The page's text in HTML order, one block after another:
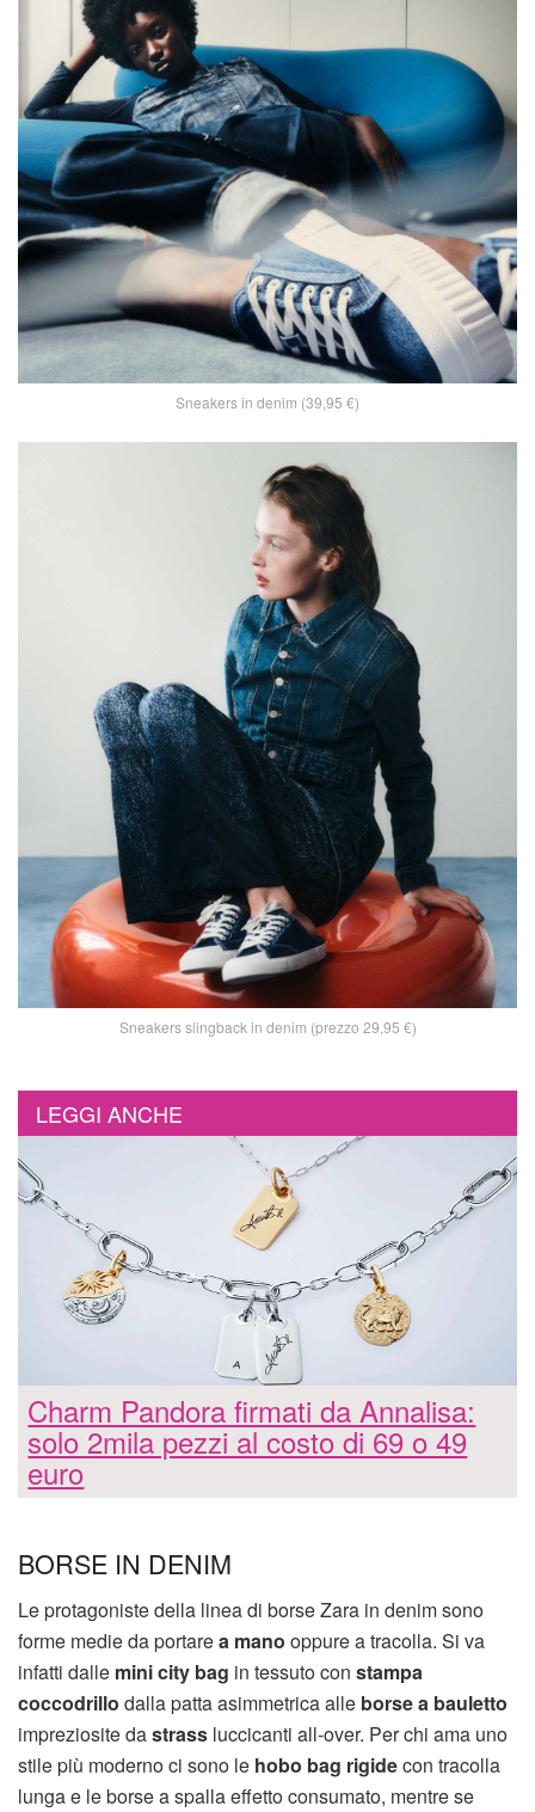
Sneakers in denim (39,95 €)
Sneakers slingback in denim (prezzo 29,95 €)
LEGGI ANCHE
Charm Pandora firmati da Annalisa:
solo 2mila pezzi al costo di 69 o 49
euro
BORSE IN DENIM
Le protagoniste della linea di borse Zara in denim sono
forme medie da portarea mano oppure a tracolla. Si va
infatti dalle mini city bag in tessuto con stampa
coccodrillo dalla patta asimmetrica alle borse a bauletto
impreziosite dastrass luccicanti all-over. Per chi ama uno
stile più moderno ci sono le hobo bag rigidecon tracolla
lunga e le borse a spalla effetto consumato, mentre se